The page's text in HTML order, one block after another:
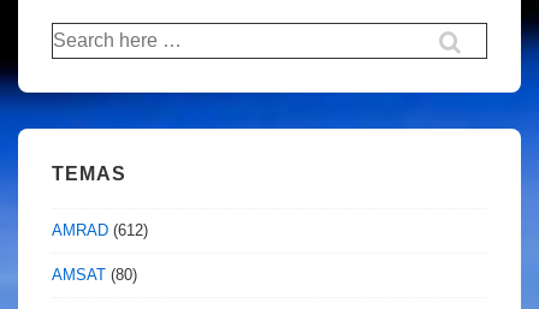
Pesquisar
por:
TEMAS
AMRAD (612)
AMSAT (80)